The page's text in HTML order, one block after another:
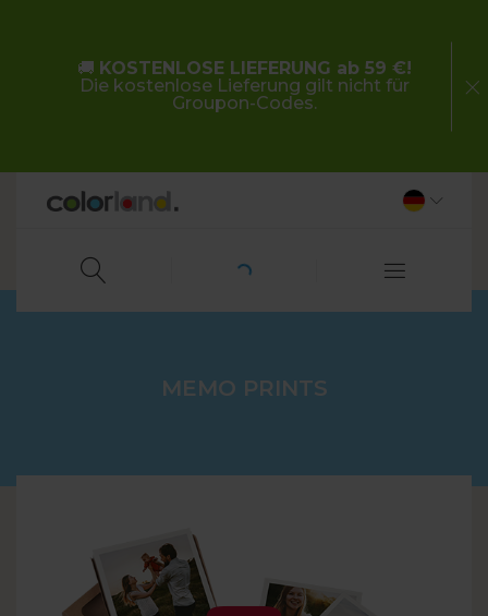
🚚 KOSTENLOSE LIEFERUNG ab 59 €!
Die kostenlose Lieferung gilt nicht für
Groupon-Codes.
MEMO PRINTS